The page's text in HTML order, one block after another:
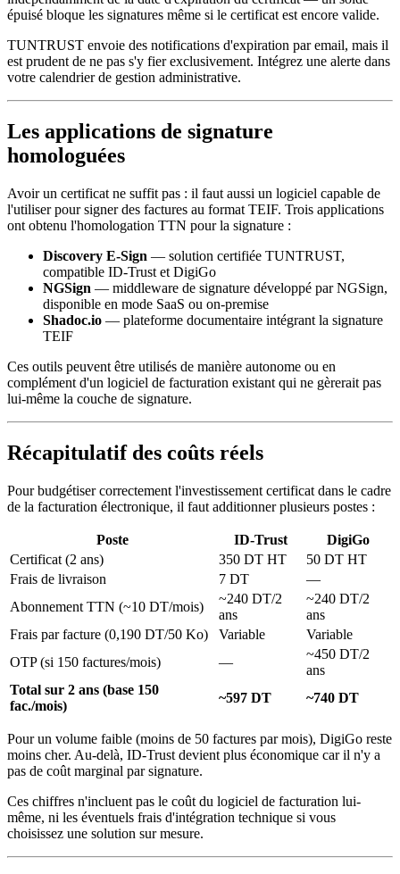
épuisé bloque les signatures même si le certificat est encore valide.
TUNTRUST envoie des notifications d'expiration par email, mais il
est prudent de ne pas s'y fier exclusivement. Intégrez une alerte dans
votre calendrier de gestion administrative.
Les applications de signature
homologuées
Avoir un certificat ne suffit pas : il faut aussi un logiciel capable de
l'utiliser pour signer des factures au format TEIF. Trois applications
ont obtenu l'homologation TTN pour la signature :
Discovery E-Sign — solution certifiée TUNTRUST,
compatible ID-Trust et DigiGo
NGSign — middleware de signature développé par NGSign,
disponible en mode SaaS ou on-premise
Shadoc.io — plateforme documentaire intégrant la signature
TEIF
Ces outils peuvent être utilisés de manière autonome ou en
complément d'un logiciel de facturation existant qui ne gèrerait pas
lui-même la couche de signature.
Récapitulatif des coûts réels
Pour budgétiser correctement l'investissement certificat dans le cadre
de la facturation électronique, il faut additionner plusieurs postes :
Poste ID-Trust
DigiGo
Certificat (2 ans)
350 DT HT
50 DT HT
Frais de livraison
7 DT
—
Abonnement TTN (~10 DT/mois)
~240 DT/2
ans
~240 DT/2
ans
Frais par facture (0,190 DT/50 Ko)
Variable
Variable
OTP (si 150 factures/mois)
—
~450 DT/2
ans
Total sur 2 ans (base 150
fac./mois)
~597 DT ~740 DT
Pour un volume faible (moins de 50 factures par mois), DigiGo reste
moins cher. Au-delà, ID-Trust devient plus économique car il n'y a
pas de coût marginal par signature.
Ces chiffres n'incluent pas le coût du logiciel de facturation lui-
même, ni les éventuels frais d'intégration technique si vous
choisissez une solution sur mesure.